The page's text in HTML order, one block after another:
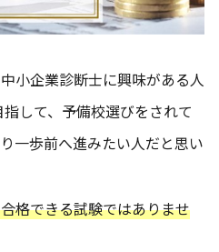
小企業診断士に興味がある人
して、予備校選びをされて
一歩前へ進みたい人だと思い
格できる試験ではありませ